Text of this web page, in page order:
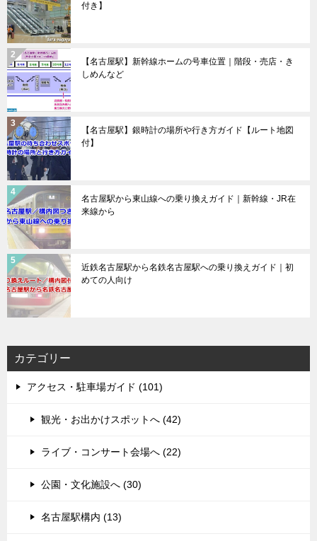
付き】
【名古屋駅】新幹線ホームの号車位置｜階段・売店・き
しめんなど
【名古屋駅】銀時計の場所や行き方ガイド【ルート地図
付】
名古屋駅から東山線への乗り換えガイド｜新幹線・JR在
来線から
近鉄名古屋駅から名鉄名古屋駅への乗り換えガイド｜初
めての人向け
カテゴリー
アクセス・駐車場ガイド (101)
観光・お出かけスポットへ (42)
ライブ・コンサート会場へ (22)
公園・文化施設へ (30)
名古屋駅構内 (13)